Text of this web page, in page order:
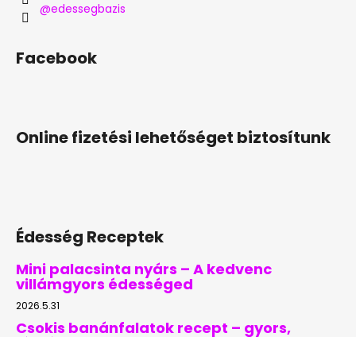
@edessegbazis
Facebook
Online fizetési lehetőséget biztosítunk
Édesség Receptek
Mini palacsinta nyárs – A kedvenc
villámgyors édességed
2026.5.31
Csokis banánfalatok recept – gyors,